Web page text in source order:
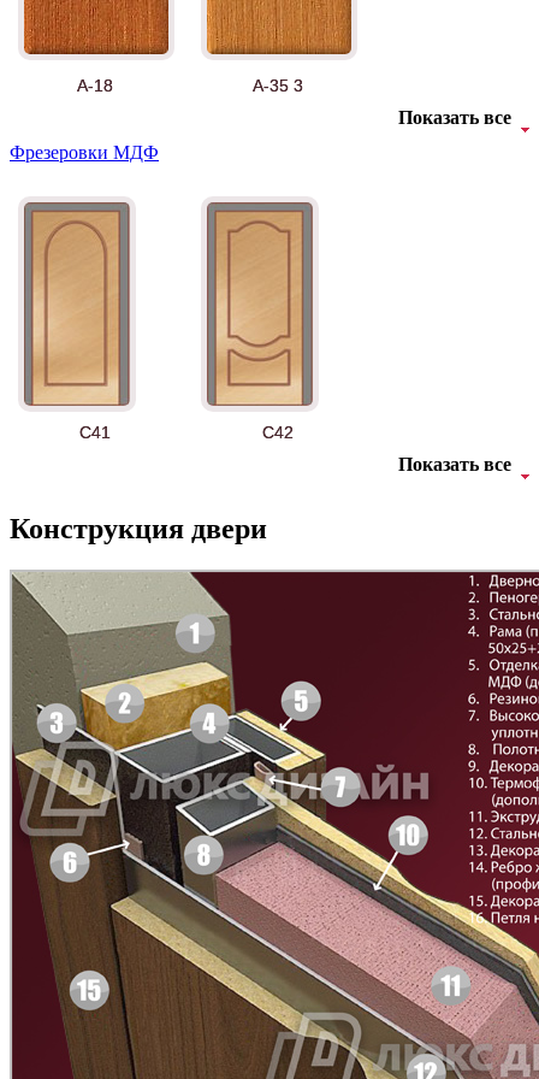
А-18 А-35 3
Б-35 3
БНТ БУК БАВАРИЯ
Д-11 Н Д-11 С
Показать все
Фрезеровки МДФ
C41 C42
C43 C44
C45 C46
Показать все
Конструкция двери